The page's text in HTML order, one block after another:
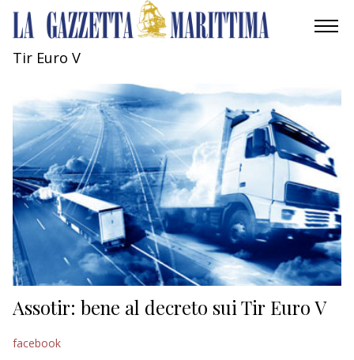
MOBILITÀ
INDUSTRIA
RICERCA
ECONOMIA
TURISMO
CULTURA
NAUTICA
Tir Euro V
Assotir: bene al decreto sui Tir Euro V
facebook